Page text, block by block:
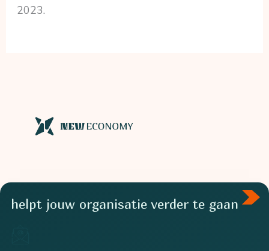
2023.
helpt jouw organisatie verder te gaan